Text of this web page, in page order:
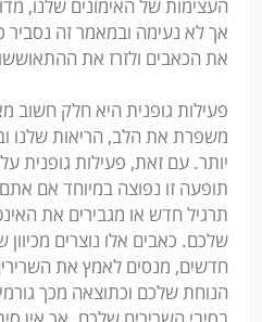
העצימות של האימונים שלנו,
אך לא נעימה ובמאמר זה נסביר
את הכאבים ולזרז את
פעילות גופנית היא חלק חשוב
משפרת את הלב, הריאות שלנו
יותר. עם זאת, פעילות גופנית
תופעה זו נפוצה במיוחד אם
תרגיל חדש או מגבירים את
שלכם. כאבים אלו נוצרים
חדשים, מנסים לאמץ את
הנוחת שלכם וכתוצאה מכך